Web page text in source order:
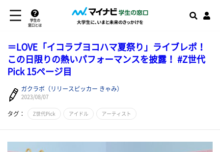
学生の
窓口とは
＝LOVE「イコラブヨコハマ夏祭り」ライブレポ！
この日限りの熱いパフォーマンスを披露！ #Z世代
Pick 15ページ目
ガクラボ（リリースピッカー きゃみ）
2023/08/07
タグ： Z世代Pick アイドル アーティスト